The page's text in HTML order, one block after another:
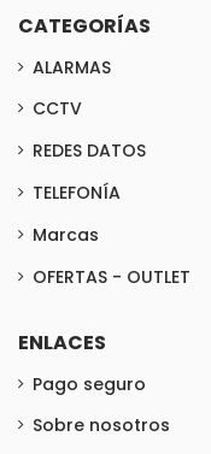
CATEGORÍAS
ALARMAS
CCTV
REDES DATOS
TELEFONÍA
Marcas
OFERTAS - OUTLET
ENLACES
Pago seguro
Sobre nosotros